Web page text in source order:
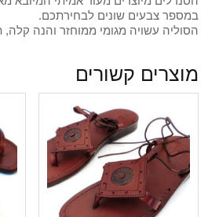
במספר צבעים שונים לבחירתכם.
הסוליה עשויה מגומי ממוחזר והנה קלה,
מוצרים קשורים